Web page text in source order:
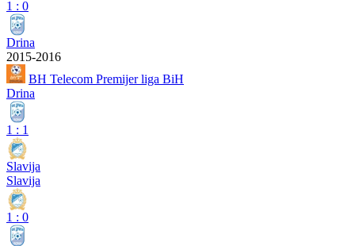
1 : 0
Drina
2015-2016
BH Telecom Premijer liga BiH
Drina
1 : 1
Slavija
Slavija
1 : 0